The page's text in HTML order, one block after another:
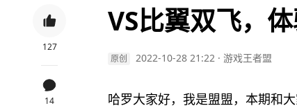
127
14
VS比翼双飞，
原创 2022-10-28 21:22 · 游戏王者盟
哈罗大家好，我是盟盟，本期和大